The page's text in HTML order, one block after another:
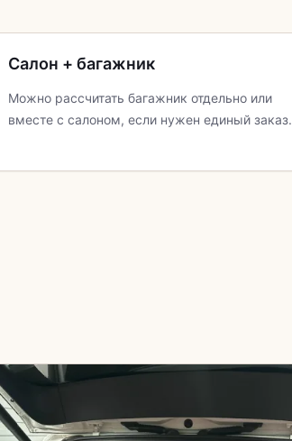
Салон + багажник
Можно рассчитать багажник отдельно или
вместе с салоном, если нужен единый заказ.
Форма и посадка
Если есть фальшпол, органайзер или ниша,